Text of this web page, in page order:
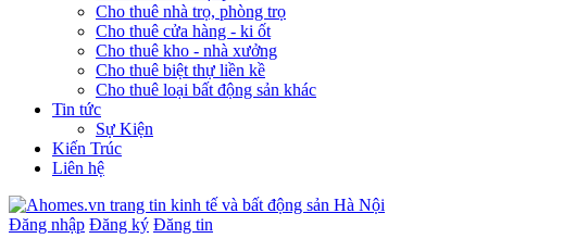
Cho thuê nhà trọ, phòng trọ
Cho thuê cửa hàng - ki ốt
Cho thuê kho - nhà xưởng
Cho thuê biệt thự liền kề
Cho thuê loại bất động sản khác
Tin tức
Sự Kiện
Kiến Trúc
Liên hệ
Đăng nhập Đăng ký Đăng tin